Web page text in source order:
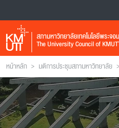
สภามหาวิทยาลัยเทคโนโลยีพระจอ
The University Council of
หน้าหลัก > มติการประชุมสภามหาวิทยาลัย >